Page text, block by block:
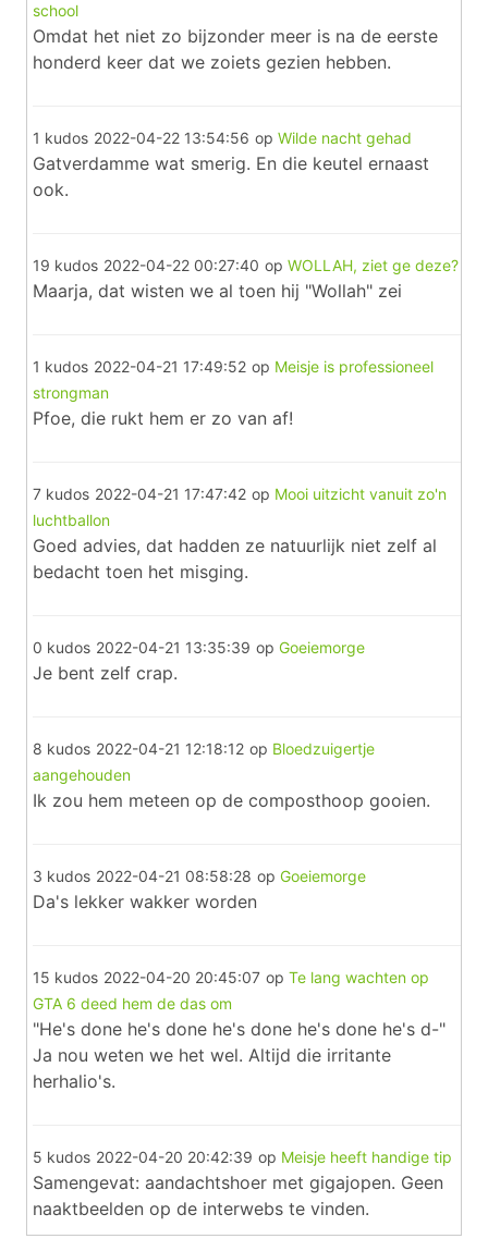
school
Omdat het niet zo bijzonder meer is na de eerste
honderd keer dat we zoiets gezien hebben.
1 kudos 2022-04-22 13:54:56 op Wilde nacht gehad
Gatverdamme wat smerig. En die keutel ernaast
ook.
19 kudos 2022-04-22 00:27:40 op WOLLAH, ziet ge deze?
Maarja, dat wisten we al toen hij "Wollah" zei
1 kudos 2022-04-21 17:49:52 op Meisje is professioneel
strongman
Pfoe, die rukt hem er zo van af!
7 kudos 2022-04-21 17:47:42 op Mooi uitzicht vanuit zo'n
luchtballon
Goed advies, dat hadden ze natuurlijk niet zelf al
bedacht toen het misging.
0 kudos 2022-04-21 13:35:39 op Goeiemorge
Je bent zelf crap.
8 kudos 2022-04-21 12:18:12 op Bloedzuigertje
aangehouden
Ik zou hem meteen op de composthoop gooien.
3 kudos 2022-04-21 08:58:28 op Goeiemorge
Da's lekker wakker worden
15 kudos 2022-04-20 20:45:07 op Te lang wachten op
GTA 6 deed hem de das om
"He's done he's done he's done he's done he's d-"
Ja nou weten we het wel. Altijd die irritante
herhalio's.
5 kudos 2022-04-20 20:42:39 op Meisje heeft handige tip
Samengevat: aandachtshoer met gigajopen. Geen
naaktbeelden op de interwebs te vinden.